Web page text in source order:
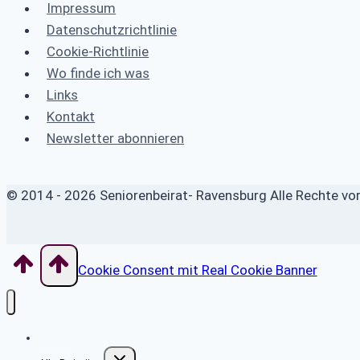
Impressum
Datenschutzrichtlinie
Cookie-Richtlinie
Wo finde ich was
Links
Kontakt
Newsletter abonnieren
© 2014 - 2026 Seniorenbeirat- Ravensburg Alle Rechte
Cookie Consent mit Real Cookie Banner
Untermenü